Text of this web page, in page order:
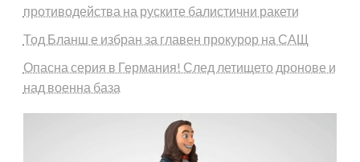
противодейства на руските балистични ракети
Тод Бланш е избран за главен прокурор на САЩ
Опасна серия в Германия! След летището дронове и
над военна база